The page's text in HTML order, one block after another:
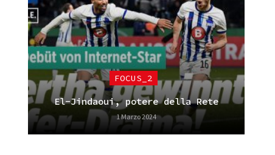
FOCUS_2
El-Jindaoui, potere della Rete
1 Marzo 2024